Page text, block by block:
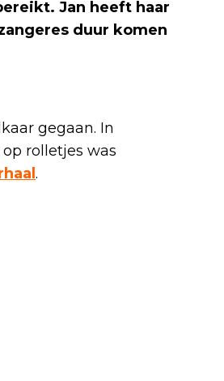
Jan heeft haar
duur komen
gegaan. In
rolletjes was
.